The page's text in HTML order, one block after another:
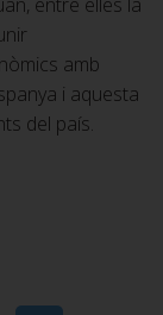
amb
i aquesta
del país.